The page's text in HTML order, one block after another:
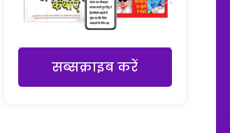
सब्सक्राइब करें